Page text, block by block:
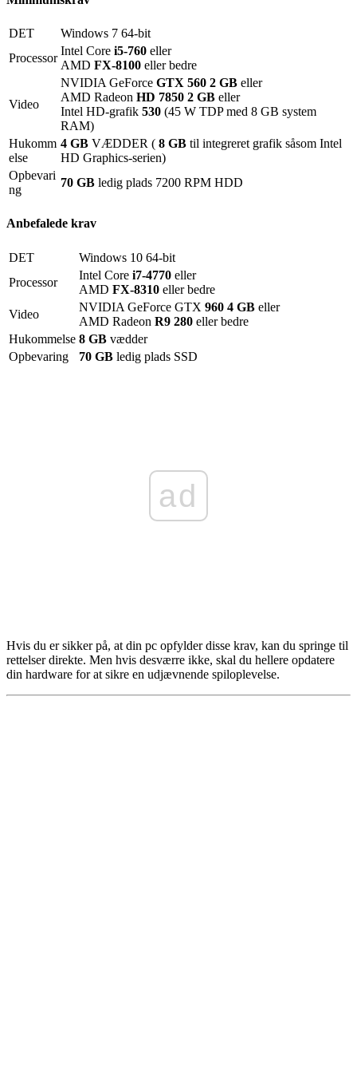
DET
Windows 7 64-bit
Processor
Intel Core i5-760 eller
AMD FX-8100 eller bedre
Video
NVIDIA GeForce GTX 560 2 GB eller
AMD Radeon HD 7850 2 GB eller
Intel HD-grafik 530 (45 W TDP med 8 GB system
RAM)
Hukomm
else
4 GB VÆDDER ( 8 GB til integreret grafik såsom Intel
HD Graphics-serien)
Opbevari
ng
70 GB ledig plads 7200 RPM HDD
Anbefalede krav
DET
Windows 10 64-bit
Processor
Intel Core i7-4770 eller
AMD FX-8310 eller bedre
Video
NVIDIA GeForce GTX 960 4 GB eller
AMD Radeon R9 280 eller bedre
Hukommelse 8 GB vædder
Opbevaring
70 GB ledig plads SSD
ad
Hvis du er sikker på, at din pc opfylder disse krav, kan du springe til
rettelser direkte. Men hvis desværre ikke, skal du hellere opdatere
din hardware for at sikre en udjævnende spiloplevelse.